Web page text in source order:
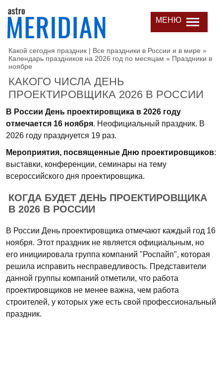
МЕНЮ
Какой сегодня праздник | Все праздники в России и в мире »
Календарь праздников на 2026 год по месяцам » Праздники в
ноябре
КАКОГО ЧИСЛА ДЕНЬ
ПРОЕКТИРОВЩИКА 2026 В РОССИИ
В России День проектировщика в 2026 году
отмечается 16 ноября. Неофициальный праздник. В
2026 году празднуется 19 раз.
Мероприятия, посвященные Дню проектировщиков:
выставки, конференции, семинары на тему
всероссийского дня проектировщика.
КОГДА БУДЕТ ДЕНЬ ПРОЕКТИРОВЩИКА
В 2026 В РОССИИ
В России День проектировщика отмечают каждый год 16
ноября. Этот праздник не является официальным, но
его инициировала группа компаний "Роспайп", которая
решила исправить несправедливость. Представители
данной группы компаний отметили, что работа
проектировщиков не менее важна, чем работа
строителей, у которых уже есть свой профессиональный
праздник.